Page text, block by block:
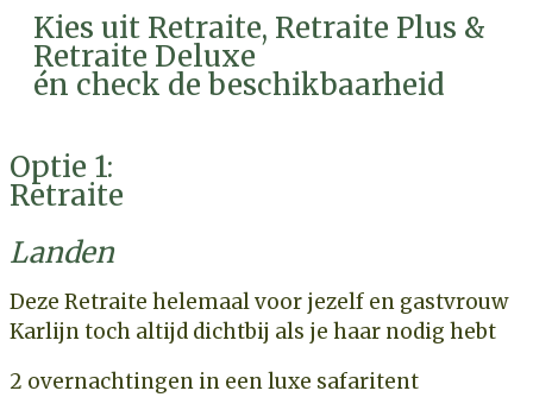
Kies uit Retraite, Retraite Plus &
Retraite Deluxe
én check de beschikbaarheid
Optie 1:
Retraite
Landen
Deze Retraite helemaal voor jezelf en gastvrouw
Karlijn toch altijd dichtbij als je haar nodig hebt
2 overnachtingen in een luxe safaritent